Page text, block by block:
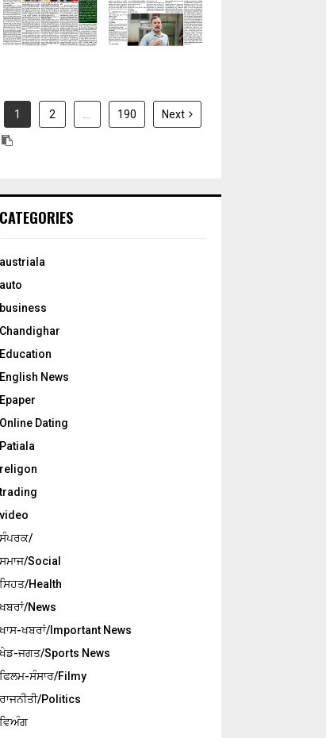
2026
2026
1 2 190 Next
CATEGORIES
austriala
auto
business
Chandighar
Education
English News
Epaper
Online Dating
Patiala
religon
trading
video
ਸੰਪਰਕ/
ਸਮਾਜ/Social
ਸਿਹਤ/Health
ਖਬਰਾਂ/News
ਖਾਸ-ਖਬਰਾਂ/Important News
ਖੇਡ-ਜਗਤ/Sports News
ਫਿਲਮ-ਸੰਸਾਰ/Filmy
ਰਾਜਨੀਤੀ/Politics
ਵਿਅੰਗ